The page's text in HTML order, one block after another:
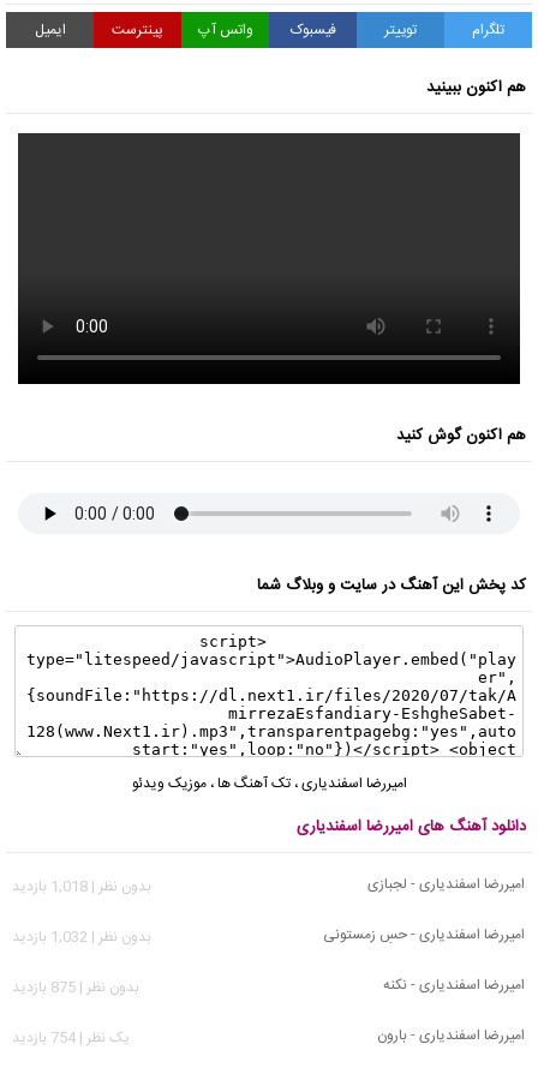
تلگرام توییتر فیسبوک واتس آپ پینترست ایمیل
هم اکنون ببینید
هم اکنون گوش کنید
کد پخش این آهنگ در سایت و وبلاگ شما
امیررضا اسفندیاری،تک آهنگ ها،موزیک ویدئو
دانلود آهنگ های امیررضا اسفندیاری
امیررضا اسفندیاری - لجبازی
بدون نظر | 1,018 بازدید
امیررضا اسفندیاری - حسِ زمستونی
بدون نظر | 1,032 بازدید
امیررضا اسفندیاری - نکنه
بدون نظر | 875 بازدید
امیررضا اسفندیاری - بارون
يک نظر | 754 بازدید